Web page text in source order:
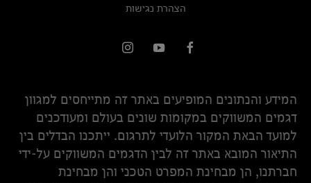
הצהרת נגישות
המידע והנתונים המופיעים באתר זה מתייחסים למגוון
דגמים המשווקים במקומות שונים בעולם ומעודכנים
למועד הבאת המקור הלועדי לתרגום. ייתכנו הבדלים בין
התיאור המובא באתר זה לבין הדגמים המשווקים על-ידי
חברתנו, הן מבחינת המפרט הטכני והן מבחינת